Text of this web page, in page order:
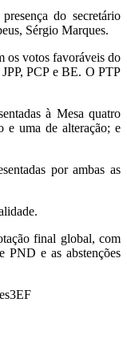
do secretário
Sérgio Marques.
os votos favoráveis do
PCP e BE. O PTP
à Mesa quatro
e uma de alteração; e
por ambas as
final global, com
PND e as abstenções